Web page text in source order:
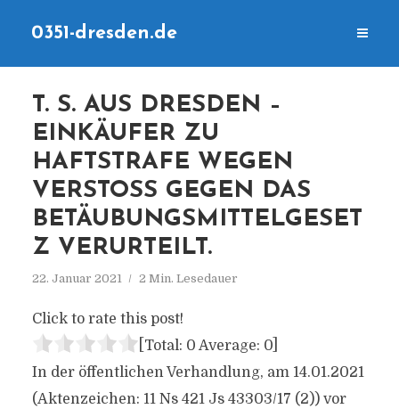
0351-dresden.de
T. S. AUS DRESDEN –
EINKÄUFER ZU
HAFTSTRAFE WEGEN
VERSTOSS GEGEN DAS B
ETÄUBUNGSMITTELGESETZ
VERURTEILT.
22. Januar 2021 2 Min. Lesedauer
Click to rate this post!
[Total: 0 Average: 0]
In der öffentlichen Verhandlung, am 14.01.2021
(Aktenzeichen: 11 Ns 421 Js 43303/17 (2)) vor